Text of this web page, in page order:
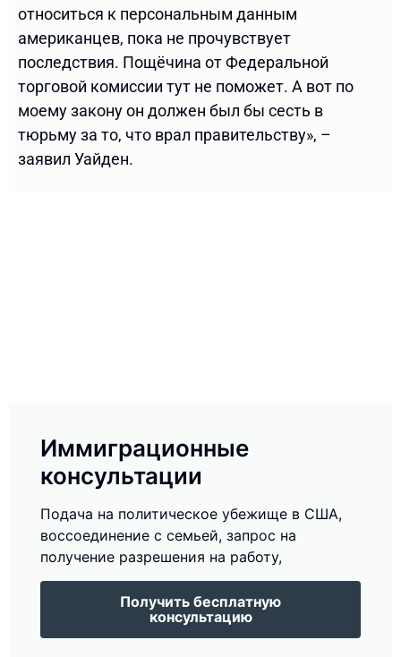
относиться к персональным данным
американцев, пока не прочувствует
последствия. Пощёчина от Федеральной
торговой комиссии тут не поможет. А вот по
моему закону он должен был бы сесть в
тюрьму за то, что врал правительству», –
заявил Уайден.
Иммиграционные
консультации
Подача на политическое убежище в США,
воссоединение с семьей, запрос на
получение разрешения на работу,
Получить бесплатную
консультацию